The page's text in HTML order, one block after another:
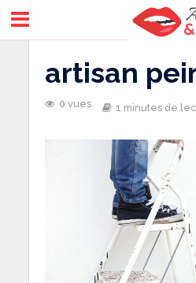
artisan
0 vues 1 minutes de